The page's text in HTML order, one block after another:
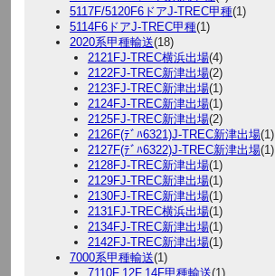
5117F/5120F6ドアJ-TREC甲種(1)
5114F6ドアJ-TREC甲種(1)
2020系甲種輸送(18)
2121FJ-TREC横浜出場(4)
2122FJ-TREC新津出場(2)
2123FJ-TREC新津出場(1)
2124FJ-TREC新津出場(1)
2125FJ-TREC新津出場(2)
2126F(ﾃﾞﾊ6321)J-TREC新津出場(1)
2127F(ﾃﾞﾊ6322)J-TREC新津出場(1)
2128FJ-TREC新津出場(1)
2129FJ-TREC新津出場(1)
2130FJ-TREC新津出場(1)
2131FJ-TREC横浜出場(1)
2134FJ-TREC新津出場(1)
2142FJ-TREC新津出場(1)
7000系甲種輸送(1)
7110F.12F.14F甲種輸送(1)